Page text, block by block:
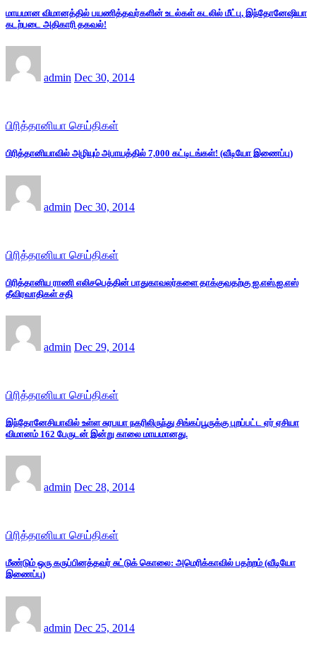
மாயமான விமானத்தில் பயணித்தவர்களின் உடல்கள் கடலில் மீட்பு, இந்தோனேஷியா
கடற்படை அதிகாரி தகவல்!
admin Dec 30, 2014
பிரித்தானியா செய்திகள்
பிரித்தானியாவில் அழியும் அபாயத்தில் 7,000 கட்டிடங்கள்! (வீடியோ இணைப்பு)
admin Dec 30, 2014
பிரித்தானியா செய்திகள்
பிரித்தானிய ராணி எலிசபெத்தின் பாதுகாவலர்களை தாக்குவதற்கு ஐ.எஸ்.ஐ.எஸ்
தீவிரவாதிகள் சதி
admin Dec 29, 2014
பிரித்தானியா செய்திகள்
இந்தோனேசியாவில் உள்ள சுரபயா நகரிலிருந்து சிங்கப்பூருக்கு புறப்பட்ட ஏர் ஏசியா
விமானம் 162 பேருடன் இன்று காலை மாயமானது.
admin Dec 28, 2014
பிரித்தானியா செய்திகள்
மீண்டும் ஒரு கருப்பினத்தவர் சுட்டுக் கொலை: அமெரிக்காவில் பதற்றம் (வீடியோ
இணைப்பு)
admin Dec 25, 2014